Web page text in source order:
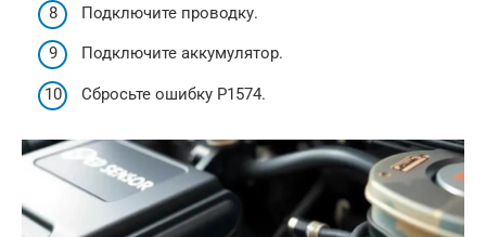
Подключите проводку.
Подключите аккумулятор.
Сбросьте ошибку P1574.